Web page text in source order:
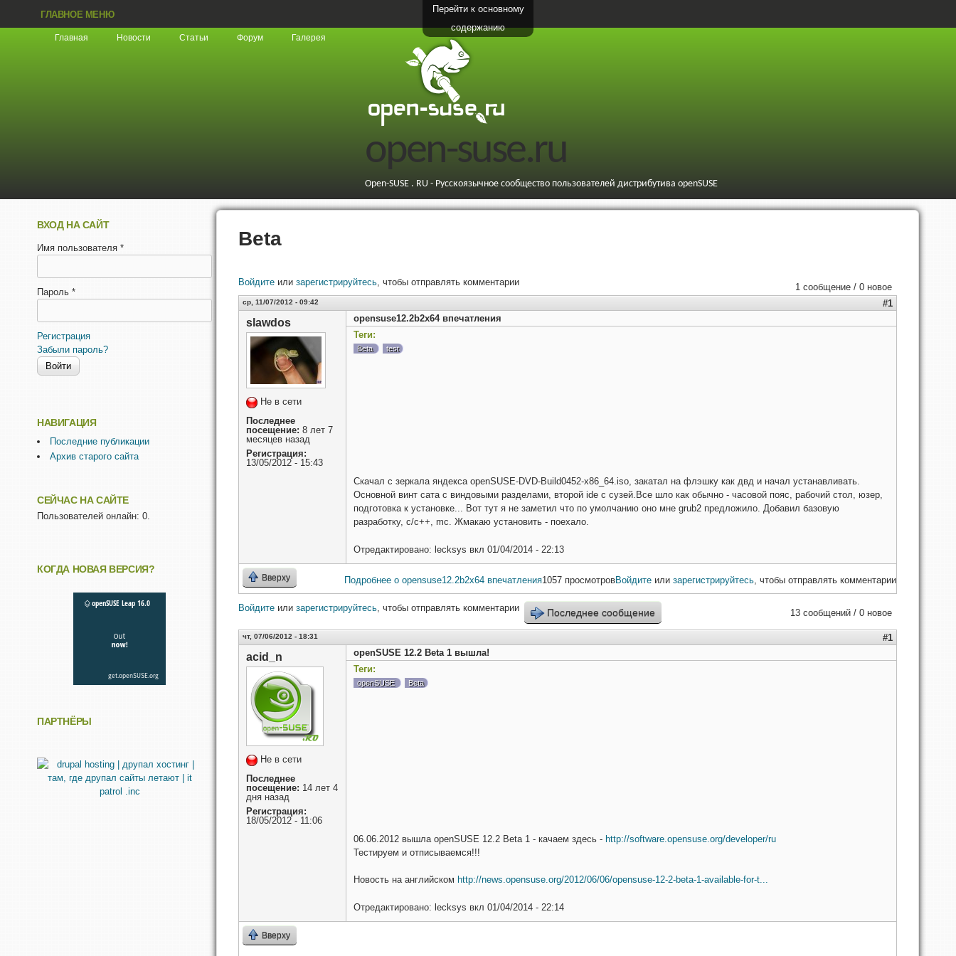
Перейти к основному
содержанию
ГЛАВНОЕ МЕНЮ
Главная Новости Статьи Форум Галерея
open-suse.ru
Open-SUSE . RU - Русскоязычное сообщество пользователей дистрибутива openSUSE
Beta
1 сообщение / 0 новое
Войдите или зарегистрируйтесь, чтобы отправлять комментарии
ср, 11/07/2012 - 09:42 #1
slawdos
Не в сети
Последнее
посещение: 8 лет 7
месяцев назад
Регистрация:
13/05/2012 - 15:43
opensuse12.2b2x64 впечатления
Теги:
Beta test
Скачал с зеркала яндекса openSUSE-DVD-Build0452-x86_64.iso, закатал на флэшку как двд и начал устанавливать.
Основной винт сата с виндовыми разделами, второй ide с сузей.Все шло как обычно - часовой пояс, рабочий стол, юзер,
подготовка к установке... Вот тут я не заметил что по умолчанию оно мне grub2 предложило. Добавил базовую
разработку, c/c++, mc. Жмакаю установить - поехало.
Отредактировано: lecksys вкл 01/04/2014 - 22:13
Вверху Подробнее о opensuse12.2b2x64 впечатления1057 просмотровВойдите или зарегистрируйтесь , чтобы отправлять комментарии
13 сообщений / 0 новое
Войдите или зарегистрируйтесь , чтобы отправлять комментарии Последнее сообщение
чт, 07/06/2012 - 18:31 #1
acid_n
Не в сети
Последнее
посещение: 14 лет 4
дня назад
Регистрация:
18/05/2012 - 11:06
openSUSE 12.2 Beta 1 вышла!
Теги:
openSUSE Beta
06.06.2012 вышла openSUSE 12.2 Beta 1 - качаем здесь - http://software.opensuse.org/developer/ru
Тестируем и отписываемся!!!
Новость на английском http://news.opensuse.org/2012/06/06/opensuse-12-2-beta-1-available-for-t...
Отредактировано: lecksys вкл 01/04/2014 - 22:14
Вверху
ВХОД НА САЙТ
Имя пользователя *
Пароль *
Регистрация
Забыли пароль?
НАВИГАЦИЯ
Последние публикации
Архив старого сайта
СЕЙЧАС НА САЙТЕ
Пользователей онлайн: 0.
КОГДА НОВАЯ ВЕРСИЯ?
ПАРТНЁРЫ